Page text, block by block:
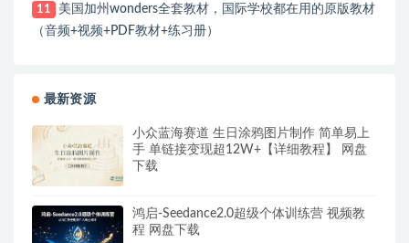
11
美国加州wonders全套教材，国际学校都在用的原版教材
（音频+视频+PDF教材+练习册）
最新资源
小众蓝海赛道 生日涂鸦图片制作 简单易上
手 单链接变现超12W+【详细教程】 网盘
下载
鸿启-Seedance2.0超级个体训练营 视频教
程 网盘下载